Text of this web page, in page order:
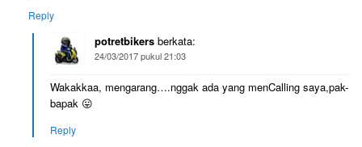
Reply
potretbikers berkata:
24/03/2017 pukul 21:03
Wakakkaa, mengarang….nggak ada yang menCalling saya,pak-
bapak 😛
Reply